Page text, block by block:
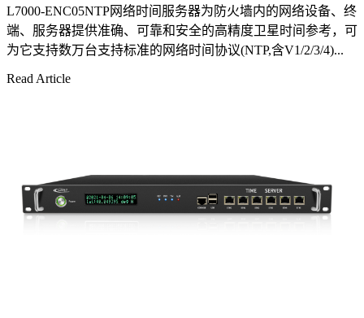
L7000-ENC05NTP网络时间服务器为防火墙内的网络设备、终
端、服务器提供准确、可靠和安全的高精度卫星时间参考，可
为它支持数万台支持标准的网络时间协议(NTP,含V1/2/3/4)...
Read Article